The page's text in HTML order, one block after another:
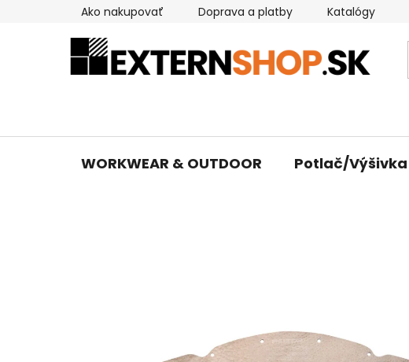
Ako nakupovať Doprava a platby Katalógy
WORKWEAR & OUTDOOR Potlač/Výšivka